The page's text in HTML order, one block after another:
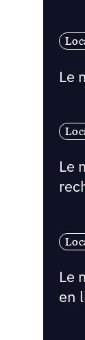
Le
Le
Le
en